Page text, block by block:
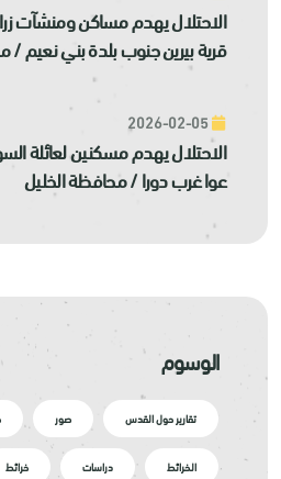
الاحتلال يهدم مساكن ومنشآت
قرية بيرين جنوب بلدة بني نعيم /
الاحتلال يهدم مسكنين لعائلة
عوا غرب دورا / محافظة الخليل
الوسوم
تقارير حول القدس صور
الخرائط دراسات خرائط